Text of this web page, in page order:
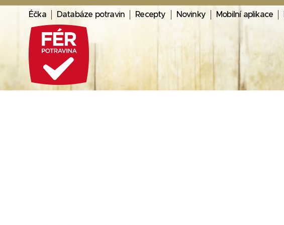
Éčka Databáze potravin Recepty Novinky Mobilní aplikace